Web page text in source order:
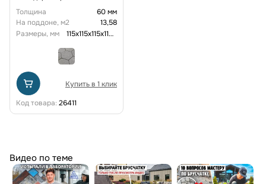
Толщина
60 мм
На поддоне, м2
13,58
Размеры, мм
115x115x115x115x115x115x60
Купить в 1 клик
Код товара: 26411
Видео по теме